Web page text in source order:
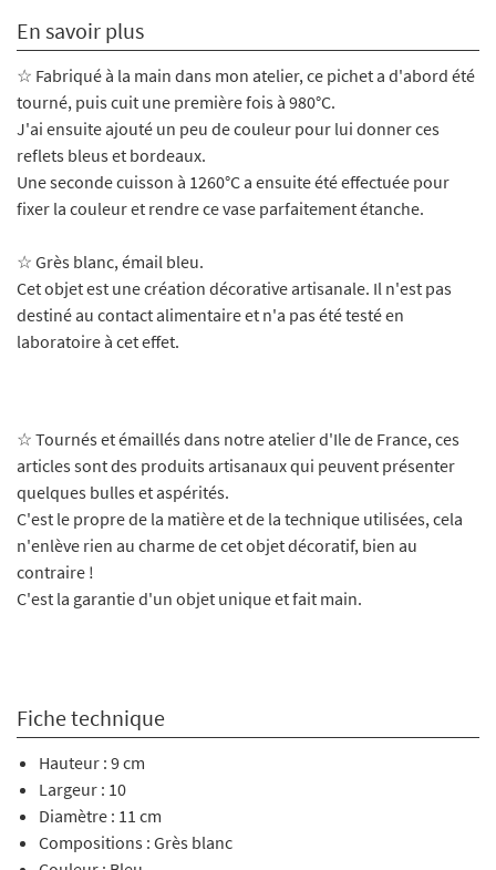
En savoir plus
☆ Fabriqué à la main dans mon atelier, ce pichet a d'abord été
tourné, puis cuit une première fois à 980°C.
J'ai ensuite ajouté un peu de couleur pour lui donner ces
reflets bleus et bordeaux.
Une seconde cuisson à 1260°C a ensuite été effectuée pour
fixer la couleur et rendre ce vase parfaitement étanche.
☆ Grès blanc, émail bleu.
Cet objet est une création décorative artisanale. Il n'est pas
destiné au contact alimentaire et n'a pas été testé en
laboratoire à cet effet.
☆ Tournés et émaillés dans notre atelier d'Ile de France, ces
articles sont des produits artisanaux qui peuvent présenter
quelques bulles et aspérités.
C'est le propre de la matière et de la technique utilisées, cela
n'enlève rien au charme de cet objet décoratif, bien au
contraire !
C'est la garantie d'un objet unique et fait main.
Fiche technique
Hauteur : 9 cm
Largeur : 10
Diamètre : 11 cm
Compositions : Grès blanc